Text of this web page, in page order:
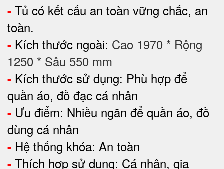
- Tủ có kết cấu an toàn vững chắc, an
toàn.
- Kích thước ngoài: Cao 1970 * Rộng
1250 * Sâu 550 mm
- Kích thước sử dụng: Phù hợp để
quần áo, đồ đạc cá nhân
- Ưu điểm: Nhiều ngăn để quần áo, đồ
dùng cá nhân
- Hệ thống khóa: An toàn
- Thích hợp sử dụng: Cá nhân, gia